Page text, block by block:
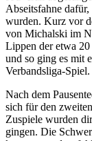
Abseitsfahne
wurden. Kurz vor
von Michalski im
Lippen der etwa
und so ging es mit
Verbandsliga-Spiel.
Nach dem
sich für den
Zuspiele wurden
gingen. Die